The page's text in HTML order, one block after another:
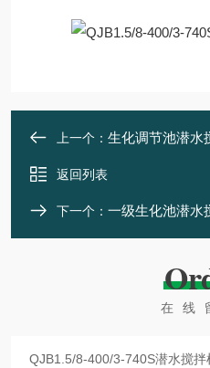
上一个： 生化调节池潜水
返回列表
下一个： 一级生化池潜水
在线